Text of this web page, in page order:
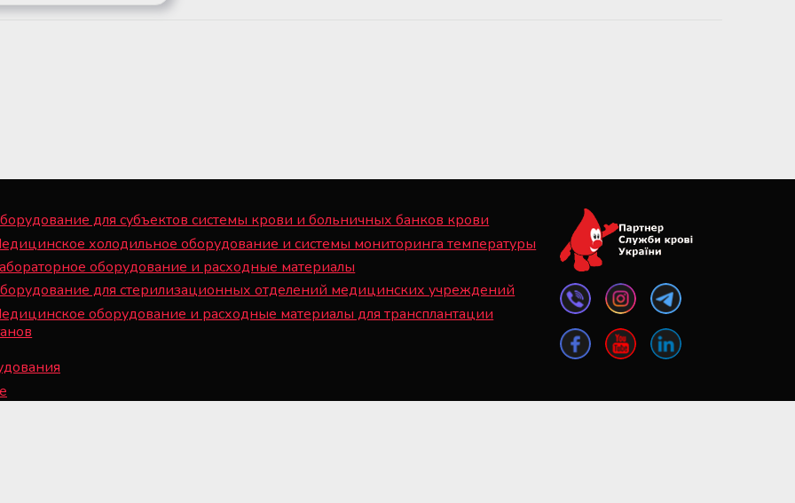
для субъектов системы крови и больничных банков крови
холодильное оборудование и системы мониторинга температуры
оборудование и расходные материалы
для стерилизационных отделений медицинских учреждений
оборудование и расходные материалы для трансплантации